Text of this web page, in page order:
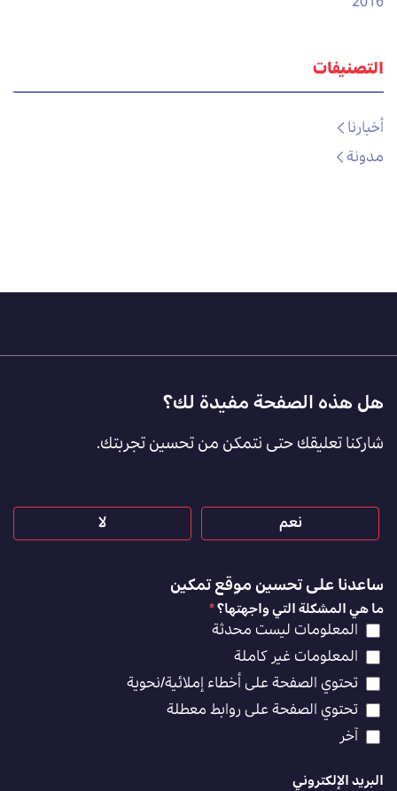
التصنيفات
أخبارنا
مدونة
Footer
Feedback
[AR]
هل هذه الصفحة مفيدة لك؟
شاركنا تعليقك حتى نتمكن من تحسين تجربتك.
نعم لا
ساعدنا على تحسين موقع تمكين
ما هي المشكلة التي واجهتها؟*
المعلومات ليست محدثة
المعلومات غير كاملة
تحتوي الصفحة على أخطاء إملائية/نحوية
تحتوي الصفحة على روابط معطلة
آخر
البريد الإلكتروني